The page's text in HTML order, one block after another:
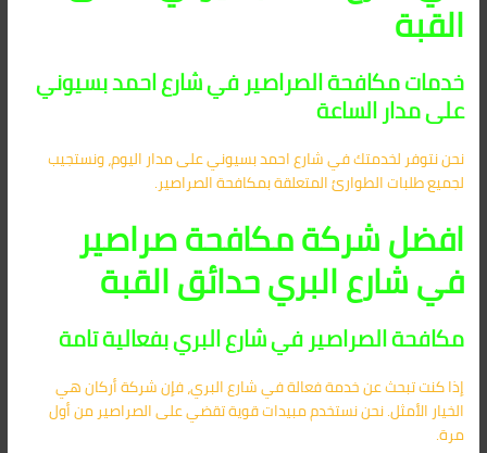
القبة
خدمات مكافحة الصراصير في شارع احمد بسيوني
على مدار الساعة
نحن نتوفر لخدمتك في شارع احمد بسيوني على مدار اليوم، ونستجيب
لجميع طلبات الطوارئ المتعلقة بمكافحة الصراصير.
افضل شركة مكافحة صراصير
في شارع البري حدائق القبة
مكافحة الصراصير في شارع البري بفعالية تامة
إذا كنت تبحث عن خدمة فعالة في شارع البري، فإن شركة أركان هي
الخيار الأمثل. نحن نستخدم مبيدات قوية تقضي على الصراصير من أول
مرة.